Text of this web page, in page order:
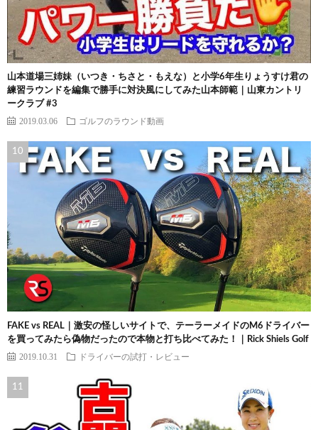
山本道場三姉妹（いつき・ちさと・もえな）と小学6年生りょうすけ君の
練習ラウンドを編集で勝手に対決風にしてみた山本師範｜山東カントリ
ークラブ #3
2019.03.06 ゴルフのラウンド動画
FAKE vs REAL｜激安の怪しいサイトで、テーラーメイドのM6ドライバー
を買ってみたら偽物だったので本物と打ち比べてみた！｜Rick Shiels Golf
2019.10.31 ドライバーの試打・レビュー